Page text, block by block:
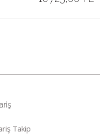
Takip